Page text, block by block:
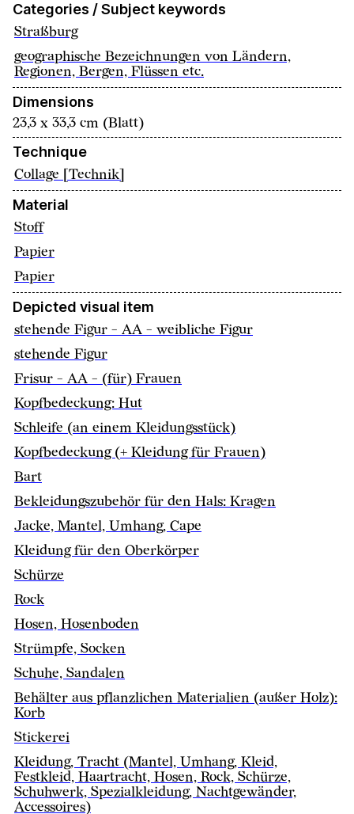
Categories / Subject keywords
Straßburg
geographische Bezeichnungen von Ländern,
Regionen, Bergen, Flüssen etc.
Dimensions
23,3 x 33,3 cm (Blatt)
Technique
Collage [Technik]
Material
Stoff
Papier
Papier
Depicted visual item
stehende Figur - AA - weibliche Figur
stehende Figur
Frisur - AA - (für) Frauen
Kopfbedeckung: Hut
Schleife (an einem Kleidungsstück)
Kopfbedeckung (+ Kleidung für Frauen)
Bart
Bekleidungszubehör für den Hals: Kragen
Jacke, Mantel, Umhang, Cape
Kleidung für den Oberkörper
Schürze
Rock
Hosen, Hosenboden
Strümpfe, Socken
Schuhe, Sandalen
Behälter aus pflanzlichen Materialien (außer Holz):
Korb
Stickerei
Kleidung, Tracht (Mantel, Umhang, Kleid,
Festkleid, Haartracht, Hosen, Rock, Schürze,
Schuhwerk, Spezialkleidung, Nachtgewänder,
Accessoires)